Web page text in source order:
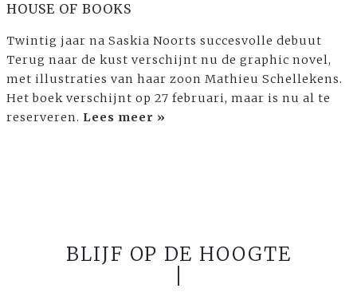
HOUSE OF BOOKS
Twintig jaar na Saskia Noorts succesvolle debuut
Terug naar de kust verschijnt nu de graphic novel,
met illustraties van haar zoon Mathieu Schellekens.
Het boek verschijnt op 27 februari, maar is nu al te
reserveren. Lees meer »
BLIJF OP DE HOOGTE